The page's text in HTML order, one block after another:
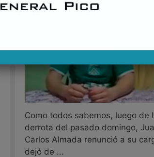
Como todos sabemos, luego de
derrota del pasado domingo,
Carlos Almada renunció a su
dejó de ...